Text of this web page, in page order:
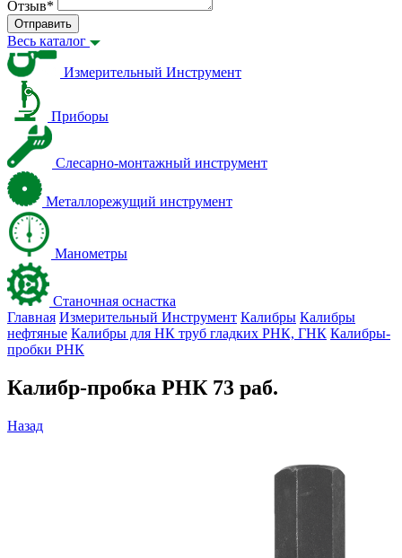
Отзыв*
Отправить
Весь каталог
Измерительный Инструмент
Приборы
Слесарно-монтажный инструмент
Металлорежущий инструмент
Манометры
Станочная оснастка
Главная Измерительный Инструмент Калибры Калибры
нефтяные Калибры для НК труб гладких РНК, ГНК Калибры-
пробки РНК
Калибр-пробка РНК 73 раб.
Назад